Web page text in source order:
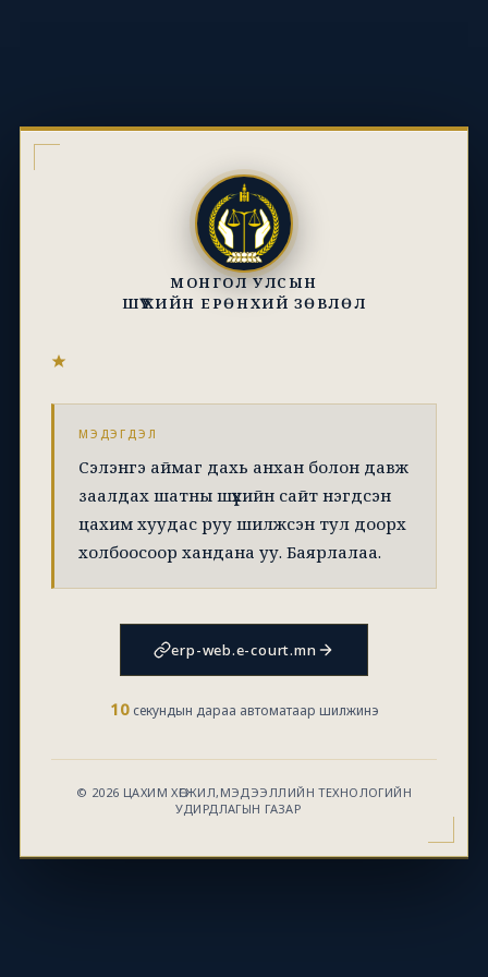
МОНГОЛ УЛСЫН
ШҮҮХИЙН ЕРӨНХИЙ ЗӨВЛӨЛ
МЭДЭГДЭЛ
Сэлэнгэ аймаг дахь анхан болон давж
заалдах шатны шүүхийн сайт нэгдсэн
цахим хуудас руу шилжсэн тул доорх
холбоосоор хандана уу. Баярлалаа.
erp-web.e-court.mn
10секундын дараа автоматаар шилжинэ
© 2026 ЦАХИМ ХӨГЖИЛ,МЭДЭЭЛЛИЙН ТЕХНОЛОГИЙН
УДИРДЛАГЫН ГАЗАР